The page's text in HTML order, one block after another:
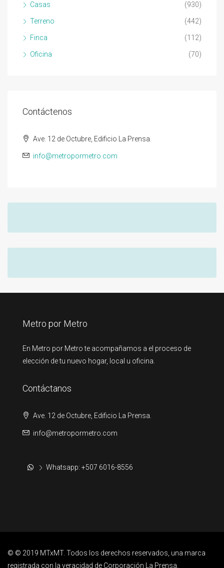
Casas (930)
Terreno (442)
Finca (112)
Oficina (70)
Contáctenos
Ave. 12 de Octubre, Edificio La Prensa.
info@metropormetro.com
Metro por Metro
En Metro por Metro te acompañamos a el proceso de
elección de tu nuevo hogar, local u oficina.
Contáctanos
Ave. 12 de Octubre, Edificio La Prensa.
info@metropormetro.com
Whatsapp: +507 6016-8556
© © 2019 MTxMT. Todos los derechos reservados, una marca
registrada con la veracidad de Corporación La Prensa.